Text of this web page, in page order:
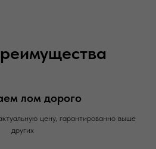
лом дорого
цену, гарантированно выше
других